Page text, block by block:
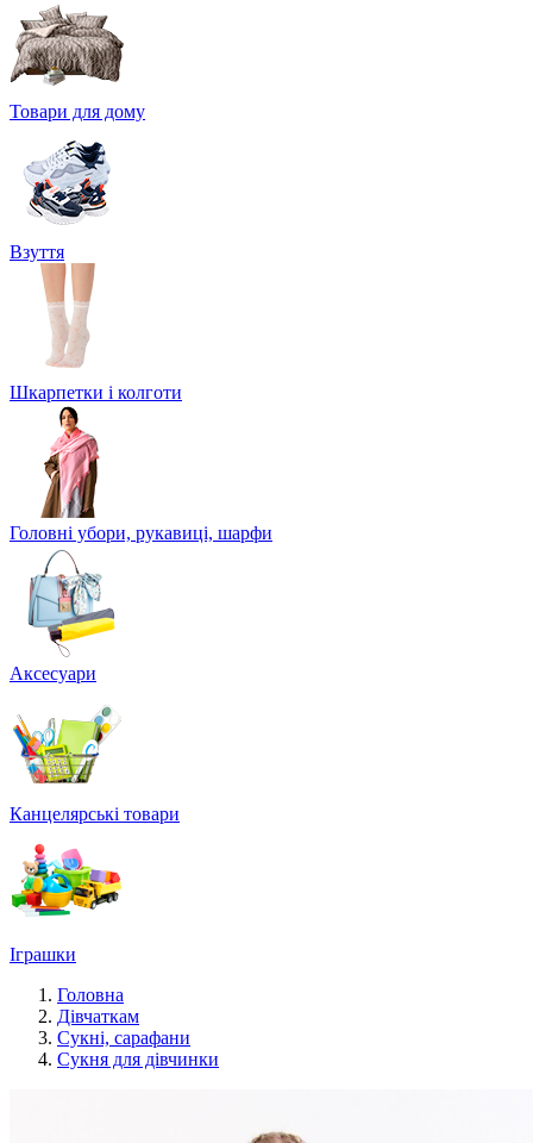
Товари для дому
Взуття
Шкарпетки і колготи
Головні убори, рукавиці, шарфи
Аксесуари
Канцелярські товари
Іграшки
Головна
Дівчаткам
Сукні, сарафани
Сукня для дівчинки